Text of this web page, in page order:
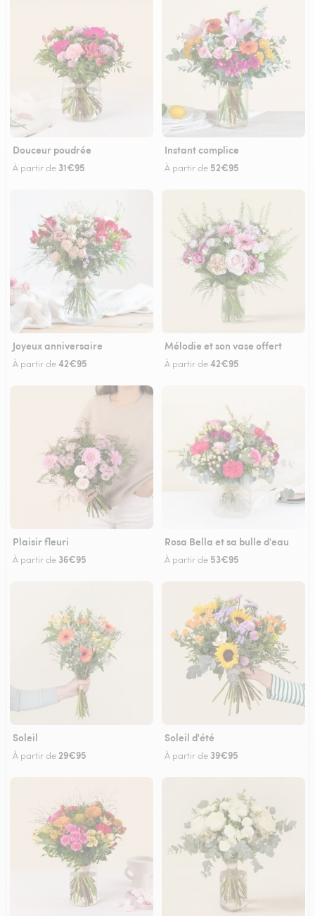
Douceur poudrée
À partir de 31€95
Instant complice
À partir de 52€95
Joyeux anniversaire
À partir de42€95
Mélodie et son vase offert
À partir de42€95
Plaisir fleuri
À partir de 36€95
Rosa Bella et sa bulle d'eau
À partir de 53€95
Soleil
À partir de 29€95
Soleil d'été
À partir de 39€95